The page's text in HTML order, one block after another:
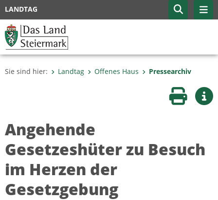
LANDTAG
Sie sind hier: Landtag Offenes Haus Pressearchiv
Seite
Angehende
Gesetzeshüter zu Besuch
im Herzen der
Gesetzgebung